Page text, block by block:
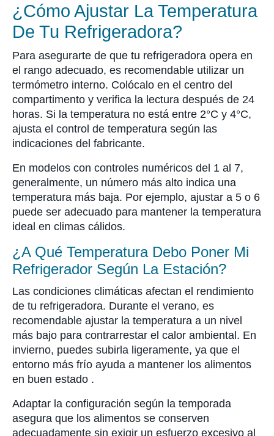
¿Cómo Ajustar La Temperatura
De Tu Refrigeradora?
Para asegurarte de que tu refrigeradora opera en
el rango adecuado, es recomendable utilizar un
termómetro interno. Colócalo en el centro del
compartimento y verifica la lectura después de 24
horas. Si la temperatura no está entre 2°C y 4°C,
ajusta el control de temperatura según las
indicaciones del fabricante.
En modelos con controles numéricos del 1 al 7,
generalmente, un número más alto indica una
temperatura más baja. Por ejemplo, ajustar a 5 o 6
puede ser adecuado para mantener la temperatura
ideal en climas cálidos.
¿A Qué Temperatura Debo Poner Mi
Refrigerador Según La Estación?
Las condiciones climáticas afectan el rendimiento
de tu refrigeradora. Durante el verano, es
recomendable ajustar la temperatura a un nivel
más bajo para contrarrestar el calor ambiental. En
invierno, puedes subirla ligeramente, ya que el
entorno más frío ayuda a mantener los alimentos
en buen estado .
Adaptar la configuración según la temporada
asegura que los alimentos se conserven
adecuadamente sin exigir un esfuerzo excesivo al